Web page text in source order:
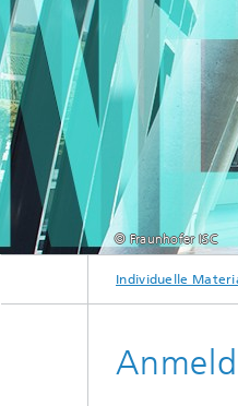
Fluorfreie
© Fraunhofer ISC
Individuelle